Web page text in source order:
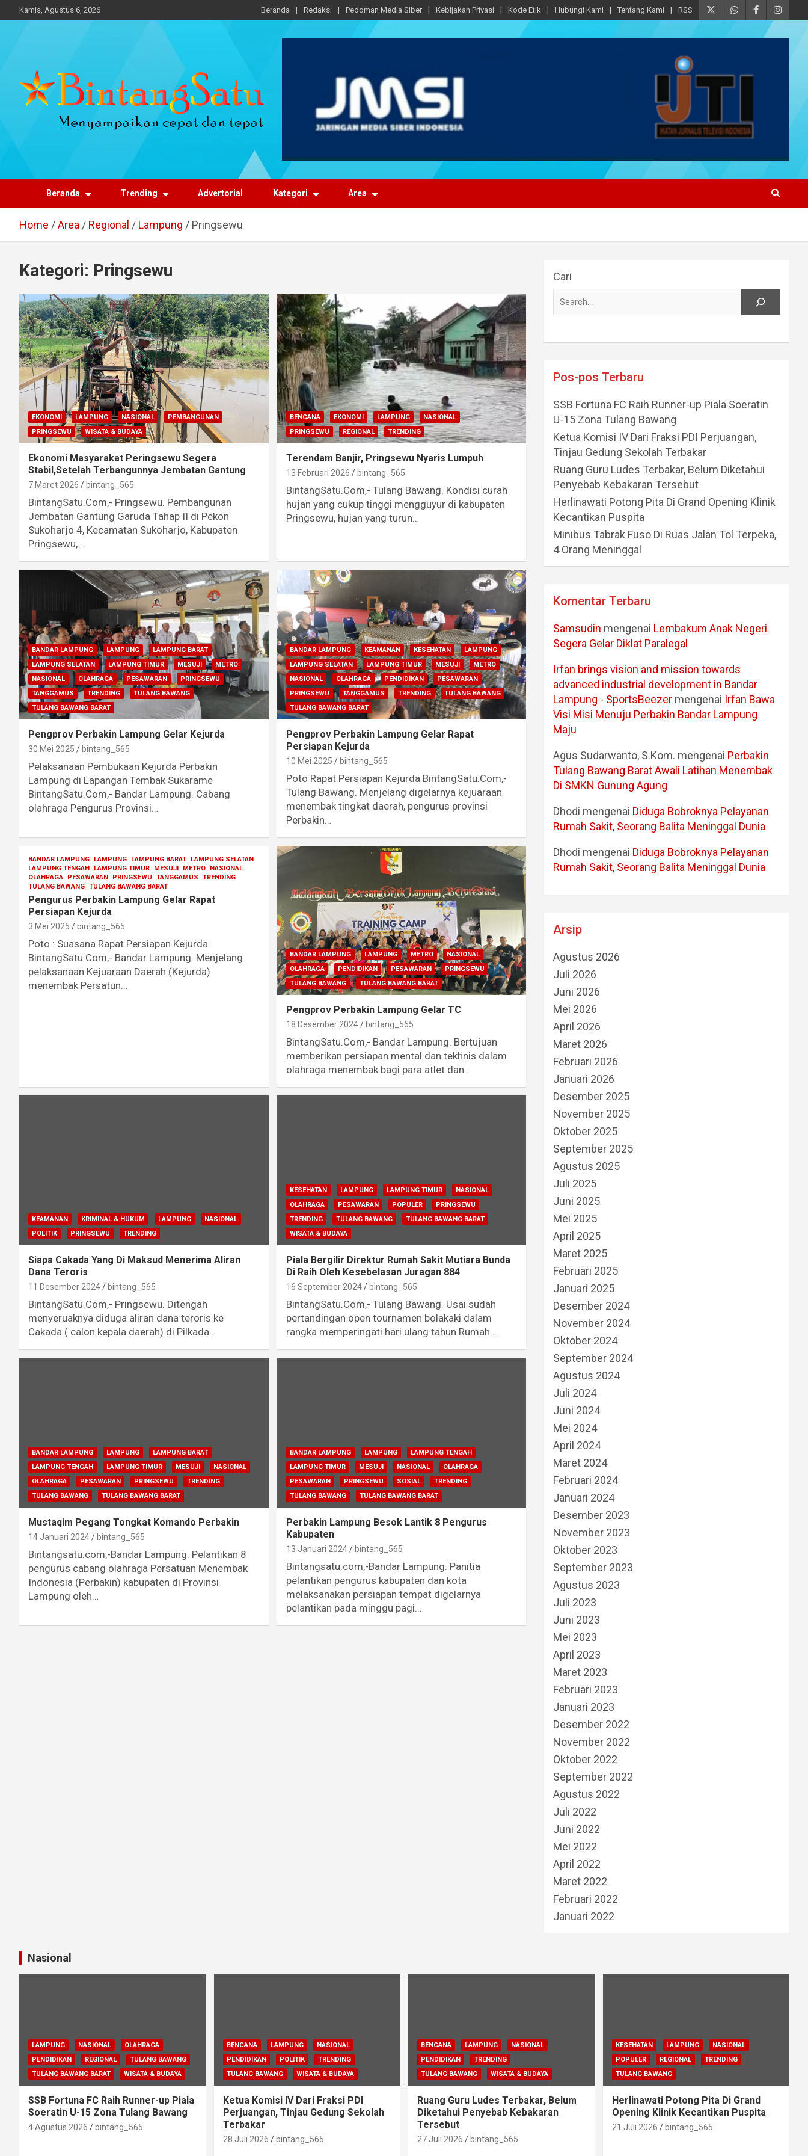
Skip
to
Kamis, Agustus 6, 2026 Beranda Redaksi Pedoman Media Siber Kebijakan Privasi Kode Etik Hubungi Kami Tentang Kami RSS
Portal Berita Nasional
dan Regional
Beranda Trending Advertorial Kategori Area
Home Area Regional Lampung Pringsewu
Kategori: Pringsewu
EKONOMI LAMPUNG NASIONAL
PEMBANGUNAN
PRINGSEWU
WISATA & BUDAYA
Ekonomi Masyarakat Peringsewu Segera
Stabil,Setelah Terbangunnya Jembatan Gantung
7 Maret 2026 bintang_565
BintangSatu.Com,- Pringsewu. Pembangunan
Jembatan Gantung Garuda Tahap II di Pekon
Sukoharjo 4, Kecamatan Sukoharjo, Kabupaten
Pringsewu,…
BENCANA EKONOMI LAMPUNG
NASIONAL
PRINGSEWU
REGIONAL TRENDING
Terendam Banjir, Pringsewu Nyaris Lumpuh
13 Februari 2026 bintang_565
BintangSatu.Com,- Tulang Bawang. Kondisi curah
hujan yang cukup tinggi mengguyur di kabupaten
Pringsewu, hujan yang turun…
BANDAR LAMPUNG LAMPUNG
LAMPUNG BARAT
LAMPUNG SELATAN
LAMPUNG TIMUR MESUJI
METRO
NASIONAL
OLAHRAGA PESAWARAN
PRINGSEWU
TANGGAMUS
TRENDING
TULANG BAWANG
TULANG BAWANG BARAT
Pengprov Perbakin Lampung Gelar Kejurda
30 Mei 2025 bintang_565
Pelaksanaan Pembukaan Kejurda Perbakin
Lampung di Lapangan Tembak Sukarame
BintangSatu.Com,- Bandar Lampung. Cabang
olahraga Pengurus Provinsi…
BANDAR LAMPUNG KEAMANAN KESEHATAN
LAMPUNG
LAMPUNG SELATAN
LAMPUNG TIMUR MESUJI
METRO
NASIONAL
OLAHRAGA PENDIDIKAN
PESAWARAN
PRINGSEWU
TANGGAMUS TRENDING
TULANG BAWANG
TULANG BAWANG BARAT
Pengprov Perbakin Lampung Gelar Rapat
Persiapan Kejurda
10 Mei 2025 bintang_565
Poto Rapat Persiapan Kejurda BintangSatu.Com,-
Tulang Bawang. Menjelang digelarnya kejuaraan
menembak tingkat daerah, pengurus provinsi
Perbakin…
BANDAR LAMPUNG LAMPUNG LAMPUNG BARAT
LAMPUNG SELATAN
LAMPUNG TENGAH
LAMPUNG TIMUR MESUJI METRO
NASIONAL
OLAHRAGA
PESAWARAN PRINGSEWU TANGGAMUS
TRENDING
TULANG BAWANG TULANG BAWANG BARAT
Pengurus Perbakin Lampung Gelar Rapat
Persiapan Kejurda
3 Mei 2025 bintang_565
Poto : Suasana Rapat Persiapan Kejurda
BintangSatu.Com,- Bandar Lampung. Menjelang
pelaksanaan Kejuaraan Daerah (Kejurda)
menembak Persatun…
BANDAR LAMPUNG LAMPUNG METRO
NASIONAL
OLAHRAGA
PENDIDIKAN PESAWARAN
PRINGSEWU
TULANG BAWANG
TULANG BAWANG BARAT
Pengprov Perbakin Lampung Gelar TC
18 Desember 2024 bintang_565
BintangSatu.Com,- Bandar Lampung. Bertujuan
memberikan persiapan mental dan tekhnis dalam
olahraga menembak bagi para atlet dan…
KEAMANAN KRIMINAL & HUKUM LAMPUNG
NASIONAL
POLITIK
PRINGSEWU TRENDING
Siapa Cakada Yang Di Maksud Menerima Aliran
Dana Teroris
11 Desember 2024 bintang_565
BintangSatu.Com,- Pringsewu. Ditengah
menyeruaknya diduga aliran dana teroris ke
Cakada ( calon kepala daerah) di Pilkada…
KESEHATAN LAMPUNG LAMPUNG TIMUR
NASIONAL
OLAHRAGA
PESAWARAN POPULER
PRINGSEWU
TRENDING
TULANG BAWANG
TULANG BAWANG BARAT
WISATA & BUDAYA
Piala Bergilir Direktur Rumah Sakit Mutiara Bunda
Di Raih Oleh Kesebelasan Juragan 884
16 September 2024 bintang_565
BintangSatu.Com,- Tulang Bawang. Usai sudah
pertandingan open tournamen bolakaki dalam
rangka memperingati hari ulang tahun Rumah…
BANDAR LAMPUNG LAMPUNG
LAMPUNG BARAT
LAMPUNG TENGAH
LAMPUNG TIMUR MESUJI
NASIONAL
OLAHRAGA
PESAWARAN PRINGSEWU
TRENDING
TULANG BAWANG
TULANG BAWANG BARAT
Mustaqim Pegang Tongkat Komando Perbakin
14 Januari 2024 bintang_565
Bintangsatu.com,-Bandar Lampung. Pelantikan 8
pengurus cabang olahraga Persatuan Menembak
Indonesia (Perbakin) kabupaten di Provinsi
Lampung oleh…
BANDAR LAMPUNG LAMPUNG
LAMPUNG TENGAH
LAMPUNG TIMUR
MESUJI NASIONAL
OLAHRAGA
PESAWARAN
PRINGSEWU SOSIAL
TRENDING
TULANG BAWANG
TULANG BAWANG BARAT
Perbakin Lampung Besok Lantik 8 Pengurus
Kabupaten
13 Januari 2024 bintang_565
Bintangsatu.com,-Bandar Lampung. Panitia
pelantikan pengurus kabupaten dan kota
melaksanakan persiapan tempat digelarnya
pelantikan pada minggu pagi…
Cari
Pos-pos Terbaru
SSB Fortuna FC Raih Runner-up Piala Soeratin
U-15 Zona Tulang Bawang
Ketua Komisi IV Dari Fraksi PDI Perjuangan,
Tinjau Gedung Sekolah Terbakar
Ruang Guru Ludes Terbakar, Belum Diketahui
Penyebab Kebakaran Tersebut
Herlinawati Potong Pita Di Grand Opening Klinik
Kecantikan Puspita
Minibus Tabrak Fuso Di Ruas Jalan Tol Terpeka,
4 Orang Meninggal
Komentar Terbaru
Samsudin mengenai Lembakum Anak Negeri
Segera Gelar Diklat Paralegal
Irfan brings vision and mission towards
advanced industrial development in Bandar
Lampung - SportsBeezer mengenai Irfan Bawa
Visi Misi Menuju Perbakin Bandar Lampung
Maju
Agus Sudarwanto, S.Kom. mengenai Perbakin
Tulang Bawang Barat Awali Latihan Menembak
Di SMKN Gunung Agung
Dhodi mengenai Diduga Bobroknya Pelayanan
Rumah Sakit, Seorang Balita Meninggal Dunia
Dhodi mengenai Diduga Bobroknya Pelayanan
Rumah Sakit, Seorang Balita Meninggal Dunia
Arsip
Agustus 2026
Juli 2026
Juni 2026
Mei 2026
April 2026
Maret 2026
Februari 2026
Januari 2026
Desember 2025
November 2025
Oktober 2025
September 2025
Agustus 2025
Juli 2025
Juni 2025
Mei 2025
April 2025
Maret 2025
Februari 2025
Januari 2025
Desember 2024
November 2024
Oktober 2024
September 2024
Agustus 2024
Juli 2024
Juni 2024
Mei 2024
April 2024
Maret 2024
Februari 2024
Januari 2024
Desember 2023
November 2023
Oktober 2023
September 2023
Agustus 2023
Juli 2023
Juni 2023
Mei 2023
April 2023
Maret 2023
Februari 2023
Januari 2023
Desember 2022
November 2022
Oktober 2022
September 2022
Agustus 2022
Juli 2022
Juni 2022
Mei 2022
April 2022
Maret 2022
Februari 2022
Januari 2022
Nasional
LAMPUNG NASIONAL
OLAHRAGA
PENDIDIKAN
REGIONAL
TULANG BAWANG
TULANG BAWANG BARAT
WISATA & BUDAYA
SSB Fortuna FC Raih Runner-up Piala
Soeratin U-15 Zona Tulang Bawang
4 Agustus 2026 bintang_565
BENCANA LAMPUNG
NASIONAL
PENDIDIKAN
POLITIK
TRENDING
TULANG BAWANG
WISATA & BUDAYA
Ketua Komisi IV Dari Fraksi PDI
Perjuangan, Tinjau Gedung Sekolah
Terbakar
28 Juli 2026 bintang_565
BENCANA LAMPUNG
NASIONAL
PENDIDIKAN
TRENDING
TULANG BAWANG
WISATA & BUDAYA
Ruang Guru Ludes Terbakar, Belum
Diketahui Penyebab Kebakaran
Tersebut
27 Juli 2026 bintang_565
KESEHATAN LAMPUNG
NASIONAL
POPULER
REGIONAL
TRENDING
TULANG BAWANG
Herlinawati Potong Pita Di Grand
Opening Klinik Kecantikan Puspita
21 Juli 2026 bintang_565